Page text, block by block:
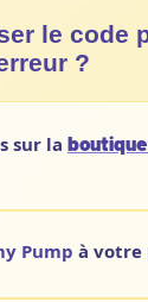
le code
?
sur la
Pump à votre